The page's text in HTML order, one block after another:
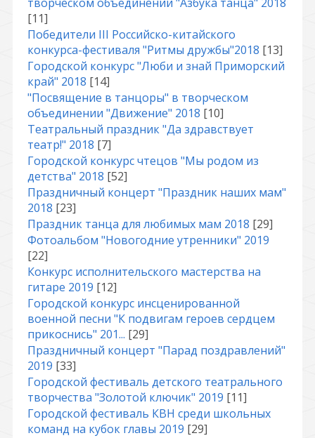
[11]
Победители III Российско-китайского
конкурса-фестиваля "Ритмы дружбы"2018 [13]
Городской конкурс "Люби и знай Приморский
край" 2018 [14]
"Посвящение в танцоры" в творческом
объединении "Движение" 2018 [10]
Театральный праздник "Да здравствует
театр!" 2018 [7]
Городской конкурс чтецов "Мы родом из
детства" 2018 [52]
Праздничный концерт "Праздник наших мам"
2018 [23]
Праздник танца для любимых мам 2018 [29]
Фотоальбом "Новогодние утренники" 2019
[22]
Конкурс исполнительского мастерства на
гитаре 2019 [12]
Городской конкурс инсценированной
военной песни "К подвигам героев сердцем
прикоснись" 201... [29]
Праздничный концерт "Парад поздравлений"
2019 [33]
Городской фестиваль детского театрального
творчества "Золотой ключик" 2019 [11]
Городской фестиваль КВН среди школьных
команд на кубок главы 2019 [29]